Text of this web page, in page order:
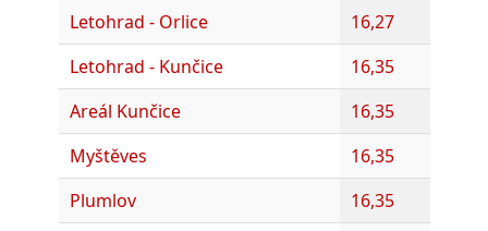
Letohrad - Orlice
16,27
Letohrad - Kunčice
16,35
Areál Kunčice
16,35
Myštěves
16,35
Plumlov
16,35